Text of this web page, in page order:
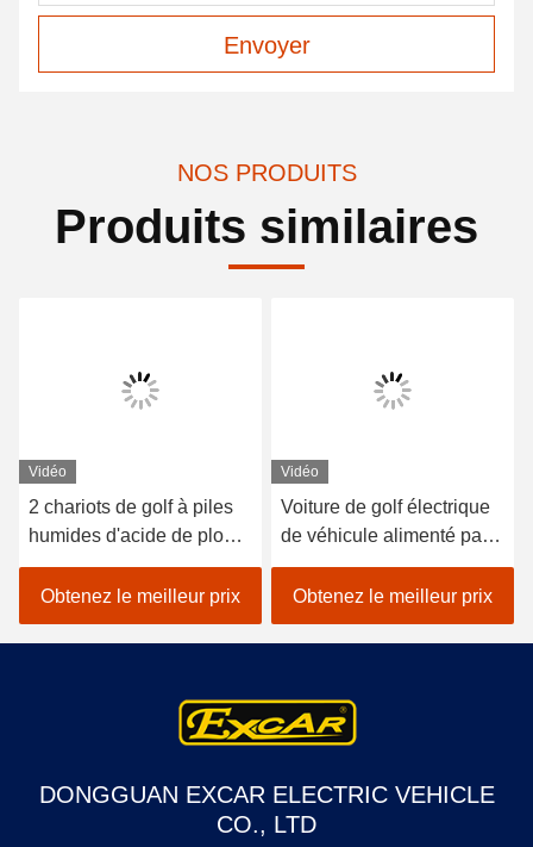
Envoyer
NOS PRODUITS
Produits similaires
Vidéo
2 chariots de golf à piles
humides d'acide de plomb
de sièges/golf avec des
erreurs électrique de
voiture
Obtenez le meilleur prix
Vidéo
Voiture de golf électrique
de véhicule alimenté par
batterie au lithium 48V
EXCAR A1S6 + 2 blanc
Obtenez le meilleur prix
DONGGUAN EXCAR ELECTRIC VEHICLE
CO., LTD